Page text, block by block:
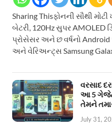
Sharing Thisફોનની સૌથી
બેટરી, 120Hz સુપર AMOLED
પ્રોસેસર અને છ વર્ષનો
અને વેરિઅન્ટ્સ Samsung
વરસાદ
આ 5
તેમને
July 31,